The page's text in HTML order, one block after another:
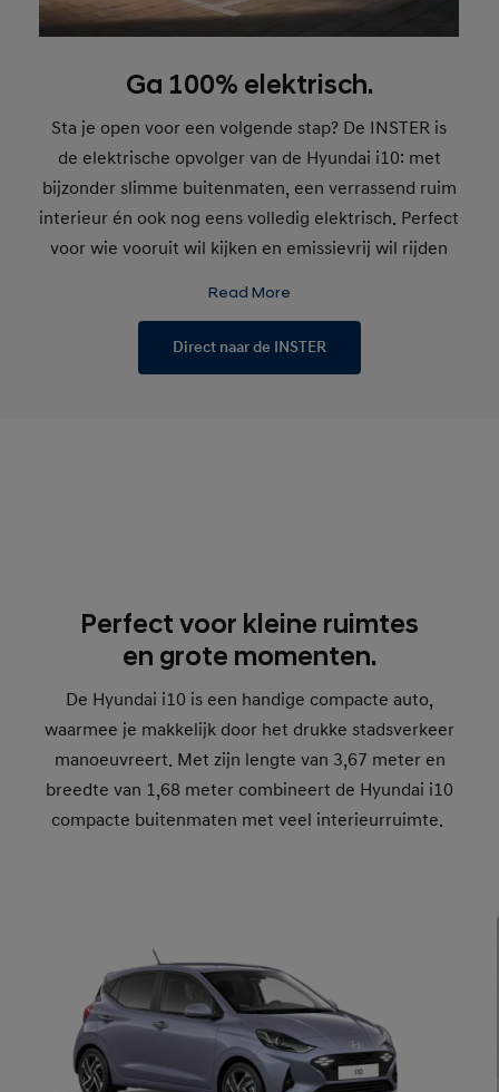
Ga 100% elektrisch.
Sta je open voor een volgende stap? De INSTER is
de elektrische opvolger van de Hyundai i10: met
bijzonder slimme buitenmaten, een verrassend ruim
interieur én ook nog eens volledig elektrisch. Perfect
voor wie vooruit wil kijken en emissievrij wil rijden
Read More
Direct naar de INSTER
Perfect voor kleine ruimtes
en grote momenten.
De Hyundai i10 is een handige compacte auto,
waarmee je makkelijk door het drukke stadsverkeer
manoeuvreert. Met zijn lengte van 3,67 meter en
breedte van 1,68 meter combineert de Hyundai i10
compacte buitenmaten met veel interieurruimte.